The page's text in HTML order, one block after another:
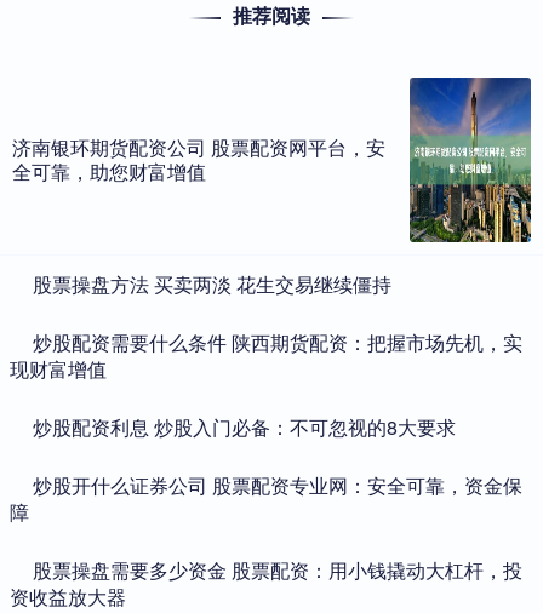
推荐阅读
济南银环期货配资公司 股票配资网平台，安
全可靠，助您财富增值
​股票操盘方法 买卖两淡 花生交易继续僵持
​炒股配资需要什么条件 陕西期货配资：把握市场先机，实
现财富增值
​炒股配资利息 炒股入门必备：不可忽视的8大要求
​炒股开什么证券公司 股票配资专业网：安全可靠，资金保
障
​股票操盘需要多少资金 股票配资：用小钱撬动大杠杆，投
资收益放大器